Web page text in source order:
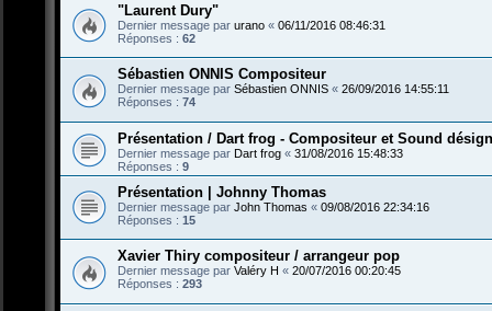
"Laurent Dury"
Dernier message par urano « 06/11/2016 08:46:31
Réponses : 62
Sébastien ONNIS Compositeur
Dernier message par Sébastien ONNIS « 26/09/2016 14:55:11
Réponses : 74
Présentation / Dart frog - Compositeur et Sound
Dernier message par Dart frog « 31/08/2016 15:48:33
Réponses : 9
Présentation | Johnny Thomas
Dernier message par John Thomas « 09/08/2016 22:34:16
Réponses : 15
Xavier Thiry compositeur / arrangeur pop
Dernier message par Valéry H « 20/07/2016 00:20:45
Réponses : 293